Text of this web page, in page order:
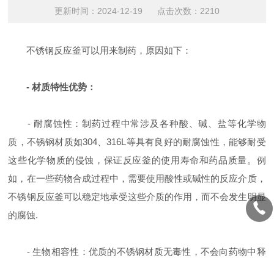
更新时间：2024-12-19 点击次数：2210
不锈钢反应釜可以用来制药，原因如下：
- 材质特性优势：
- 耐腐蚀性：制药过程中常涉及各种酸、碱、盐等化学物
质，不锈钢材质如304、316L等具有良好的耐腐蚀性，能够耐受
这些化学物质的侵蚀，保证反应釜的使用寿命和药品质量。例
如，在一些药物合成过程中，需要使用酸性或碱性的反应介质，
不锈钢反应釜可以稳定地承受这些介质的作用，而不会发生明显
的腐蚀.
- 生物相容性：优质的不锈钢材质无毒性，不会向药物中释